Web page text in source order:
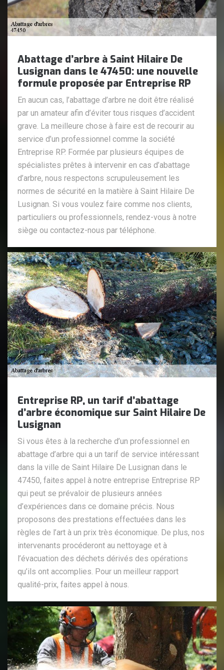
Abattage d’arbre à Saint Hilaire De
Lusignan dans le 47450: une nouvelle
formule proposée par Entreprise RP
En aucun cas, l’abattage d’arbre ne doit être réalisé
par un amateur afin d’éviter tous risques d’accident
grave. La meilleure chose à faire est de recourir au
service d’un professionnel comme la société
Entreprise RP. Formée par plusieurs équipes de
spécialistes prêtes à intervenir en cas d’abattage
d’arbre, nous respectons scrupuleusement les
normes de sécurité en la matière à Saint Hilaire De
Lusignan. Si vous voulez faire comme nos clients,
particuliers ou professionnels, rendez-vous à notre
siège ou contactez-nous par téléphone.
Entreprise RP, un tarif d’abattage
d’arbre économique sur Saint Hilaire De
Lusignan
Si vous êtes à la recherche d’un professionnel en
abattage d’arbre qui a un tarif de service intéressant
dans la ville de Saint Hilaire De Lusignan dans le
47450, faites appel à notre entreprise Entreprise RP
qui peut se prévaloir de plusieurs années
d’expériences dans ce domaine précis. Nous
proposons des prestations effectuées dans les
règles de l’art à un prix très économique. De plus, nos
intervenants procéderont au nettoyage et à
l’évacuation des déchets dérivés des opérations
qu’ils ont accomplies. Pour un meilleur rapport
qualité-prix, faites appel à nous.